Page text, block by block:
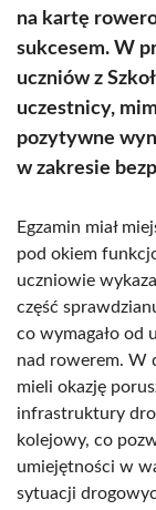
na kartę
sukcesem. W
uczniów z
uczestnicy,
pozytywne
w zakresie
Egzamin miał
pod okiem
uczniowie
część
co wymagało od
nad rowerem. W
mieli okazję
infrastruktury
kolejowy, co
umiejętności w
sytuacji